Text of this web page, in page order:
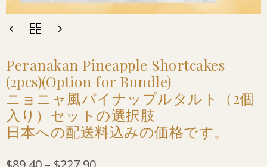
Peranakan Pineapple Shortcakes
(2pcs)(Option for Bundle)
ニョニャ風パイナップルタルト（2個
入り）セットの選択肢
日本への配送料込みの価格です。